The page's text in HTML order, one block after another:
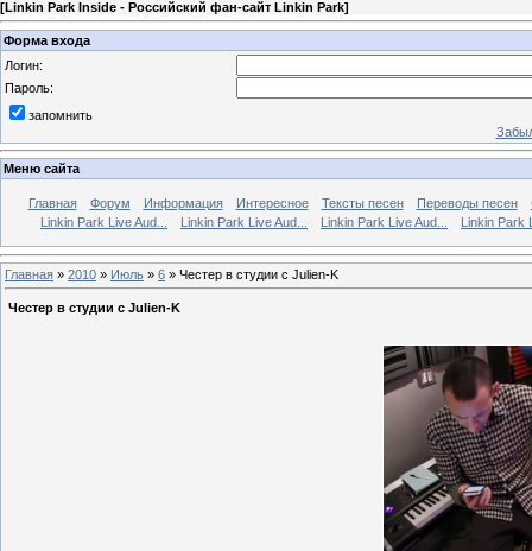
[Linkin Park Inside - Российский фан-сайт Linkin Park]
Форма входа
Логин:
Пароль:
запомнить
Меню сайта
Главная Форум Информация Интересное Тексты песен Переводы песен
Linkin Park Live Aud...
Linkin Park Live Aud... Linkin Park Live Aud... Linkin Park
Главная » 2010 » Июль » 6 » Честер в студии с Julien-K
Честер в студии с Julien-K